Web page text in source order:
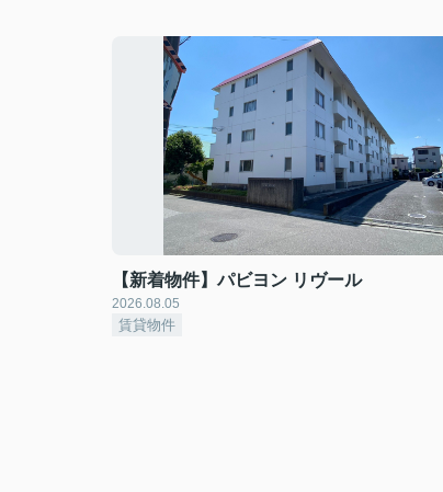
【新着物件】パビヨン リヴール
2026.08.05
賃貸物件